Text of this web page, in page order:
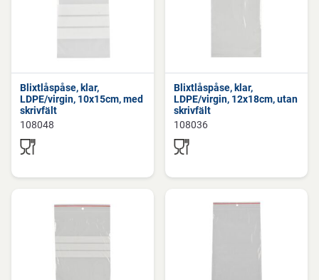
Blixtlåspåse, klar,
LDPE/virgin, 10x15cm, med
skrivfält
108048
Blixtlåspåse, klar,
LDPE/virgin, 12x18cm, utan
skrivfält
108036